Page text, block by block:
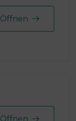
Öffnen
Öffnen